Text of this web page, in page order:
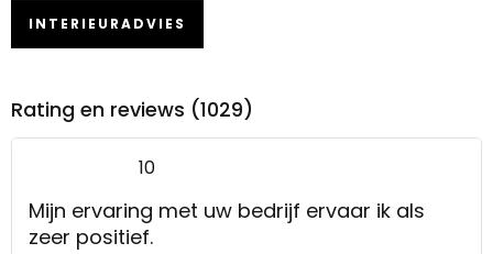
INTERIEURADVIES
Rating en reviews (1029)
10
Mijn ervaring met uw bedrijf ervaar ik als
zeer positief.